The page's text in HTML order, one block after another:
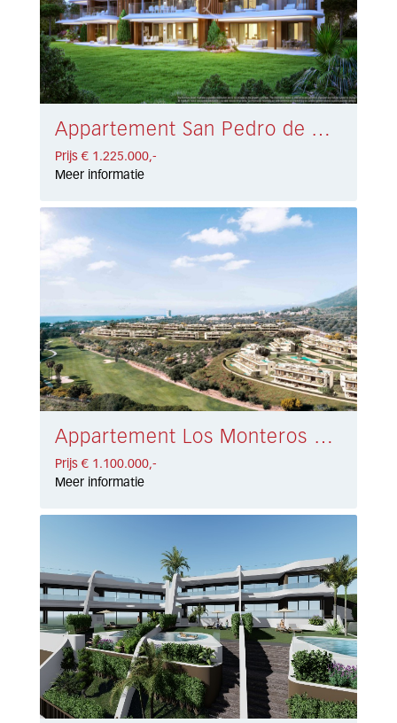
Appartement San Pedro de Alcántara € 1.225.000,-
Prijs € 1.225.000,-
Meer informatie
Appartement Los Monteros € 1.100.000,-
Prijs € 1.100.000,-
Meer informatie